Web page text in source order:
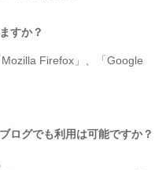
すか？
Firefox」、「Google
ログでも利用は可能ですか？